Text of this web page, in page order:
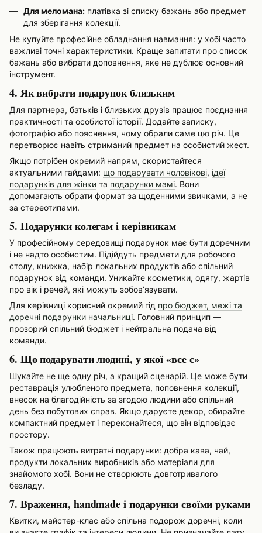
Для меломана: платівка зі списку бажань або предмет
для зберігання колекції.
Не купуйте професійне обладнання навмання: у хобі часто
важливі точні характеристики. Краще запитати про список
бажань або вибрати доповнення, яке не дублює основний
інструмент.
4. Як вибрати подарунок близьким
Для партнера, батьків і близьких друзів працює поєднання
практичності та особистої історії. Додайте записку,
фотографію або пояснення, чому обрали саме цю річ. Це
перетворює навіть стриманий предмет на особистий жест.
Якщо потрібен окремий напрям, скористайтеся
актуальними гайдами: що подарувати чоловікові, ідеї
подарунків для жінки та подарунки мамі. Вони
допомагають обрати формат за щоденними звичками, а не
за стереотипами.
5. Подарунки колегам і керівникам
У професійному середовищі подарунок має бути доречним
і не надто особистим. Підійдуть предмети для робочого
столу, книжка, набір локальних продуктів або спільний
подарунок від команди. Уникайте косметики, одягу, жартів
про вік і речей, які можуть зобов’язувати.
Для керівниці корисний окремий гід про бюджет, межі та
доречні подарунки начальниці. Головний принцип —
прозорий спільний бюджет і нейтральна подача від
команди.
6. Що подарувати людині, у якої «все є»
Шукайте не ще одну річ, а кращий сценарій. Це може бути
реставрація улюбленого предмета, поповнення колекції,
внесок на благодійність за згодою людини або спільний
день без побутових справ. Якщо даруєте декор, обирайте
компактний предмет і переконайтеся, що він відповідає
простору.
Також працюють витратні подарунки: добра кава, чай,
продукти локальних виробників або матеріали для
знайомого хобі. Вони не створюють довготривалого
безладу.
7. Враження, handmade і подарунки своїми руками
Квитки, майстер-клас або спільна подорож доречні, коли